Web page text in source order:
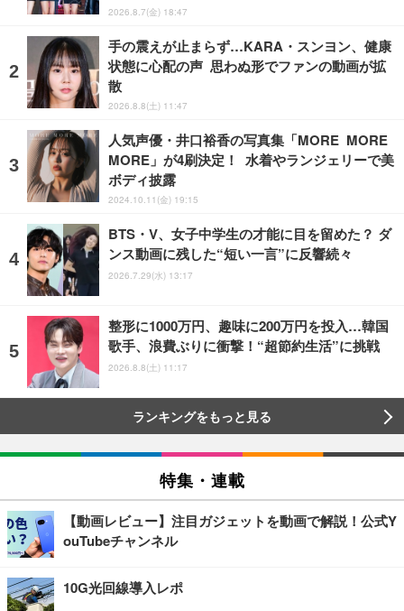
2026.8.7(金) 18:47
手の震えが止まらず…KARA・スンヨン、健康
状態に心配の声 思わぬ形でファンの動画が拡
散
2026.8.8(土) 11:47
人気声優・井口裕香の写真集「MORE MORE
MORE」が4刷決定！ 水着やランジェリーで美
ボディ披露
2024.10.11(金) 19:15
BTS・V、女子中学生の才能に目を留めた？ ダ
ンス動画に残した“短い一言”に反響続々
2026.7.29(水) 13:17
整形に1000万円、趣味に200万円を投入…韓国
歌手、浪費ぶりに衝撃！“超節約生活”に挑戦
2026.8.8(土) 11:17
ランキングをもっと見る
特集・連載
【動画レビュー】注目ガジェットを動画で解説！公式Y
ouTubeチャンネル
10G光回線導入レポ